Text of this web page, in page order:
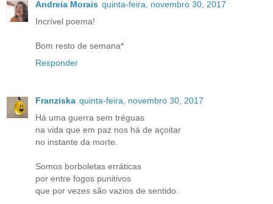
Andreia Morais quinta-feira, novembro 30, 2017
Incrível poema!
Bom resto de semana*
Responder
Franziska quinta-feira, novembro 30, 2017
Há uma guerra sem tréguas
na vida que em paz nos há de açoitar
no instante da morte.
Somos borboletas erráticas
por entre fogos punitivos
que por vezes são vazios de sentido.